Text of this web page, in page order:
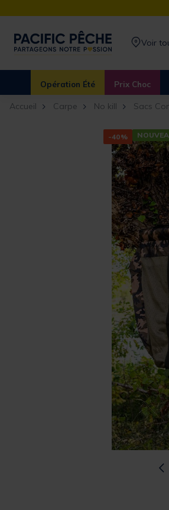
Voir
Opération Été Prix Choc
Accueil Carpe No kill Sacs
-40%